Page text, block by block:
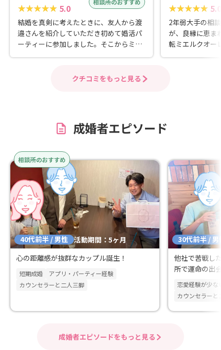
相談所のおすすめ
5.0
結婚を真剣に考えたときに、友人から渡
邉さんを紹介していただき初めて婚活パ
ーティーに参加しました。そこからミエ
ルクオーレさんにお世話になり、おかげ
は何をどうしたら良いかわからず不安が
ンや電話も素早く親切に対応していただ
対応していただきました。 代表の渡邉さ
んは物腰も柔らかく頼りがいがあるの
で、安心してお話しできると思います。
お勧めの結婚相談所です。
5.0
2年弱大手の相
が、良縁に恵ま
転ミエルクオー
手の相談所より
クチコミをもっと見る
成婚者エピソード
相談所のおすすめ
40代前半 / 男性 活動期間：5ヶ月
心の距離感が抜群なカップル誕生！
短期成婚
アプリ・パーティー経験
カウンセラーと二人三脚
30代前半 / 男
他社で苦戦し
所で運命の出
み取った理
恋愛経験が少な
カウンセラーと
成婚者エピソードをもっと見る